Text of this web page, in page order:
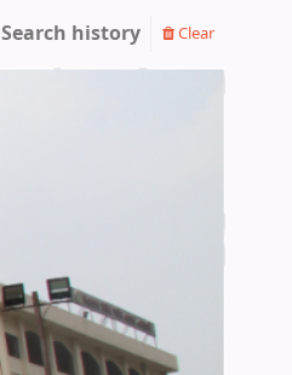
Search history Clear